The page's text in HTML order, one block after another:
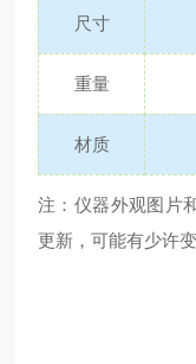
尺寸
重量
材质
注：仪器外观图片
更新，可能有少许